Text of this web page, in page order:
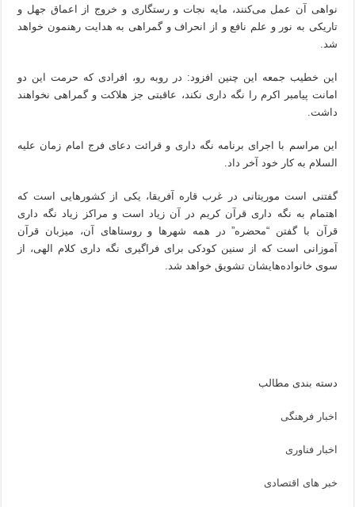
نواهی آن عمل می‌کنند، مایه نجات و رستگاری و خروج از اعماق جهل و
تاریکی به نور و علم نافع و از انحراف و گمراهی به هدایت رهنمون خواهد
شد.
این خطیب جمعه این چنین افزود: در روبه رو، افرادی که حرمت این دو
امانت پیامبر اکرم را نگه داری نکند، عاقبتی جز هلاکت و گمراهی نخواهند
داشت.
این مراسم با اجرای برنامه نگه داری و قرائت دعای فرج امام زمان علیه
السلام به کار خود آخر داد.
گفتنی است موریتانی در غرب قاره آفریقا، یکی از کشورهایی است که
اهتمام به نگه داری قرآن کریم در آن زیاد است و مراکز زیاد نگه داری
قرآن با گفتن “محضره” در همه شهرها و روستاهای آن، میزبان قرآن
آموزانی است که از سنین کودکی برای فراگیری نگه داری کلام الهی، از
سوی خانواده‌هایشان تشویق خواهد شد.
دسته بندی مطالب
اخبار فرهنگی
اخبار فناوری
خبر های اقتصادی